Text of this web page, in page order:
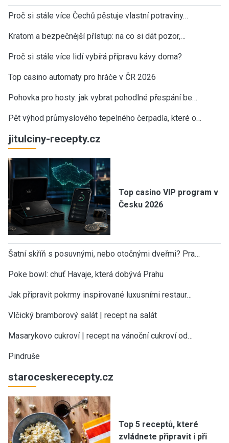
Proč si stále více Čechů pěstuje vlastní potraviny…
Kratom a bezpečnější přístup: na co si dát pozor,…
Proč si stále více lidí vybírá přípravu kávy doma?
Top casino automaty pro hráče v ČR 2026
Pohovka pro hosty: jak vybrat pohodlné přespání be…
Pět výhod průmyslového tepelného čerpadla, které o…
jitulciny-recepty.cz
Top casino VIP program v
Česku 2026
Šatní skříň s posuvnými, nebo otočnými dveřmi? Pra…
Poke bowl: chuť Havaje, která dobývá Prahu
Jak připravit pokrmy inspirované luxusními restaur…
Vlčický bramborový salát | recept na salát
Masarykovo cukroví | recept na vánoční cukroví od…
Pindruše
staroceskerecepty.cz
Top 5 receptů, které
zvládnete připravit i při